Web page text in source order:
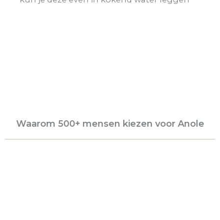
Waarom 500+ mensen kiezen voor Anole